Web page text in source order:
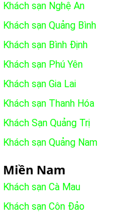
Khách sạn Nghệ An
Khách sạn Quảng Bình
Khách sạn Bình Định
Khách sạn Phú Yên
Khách sạn Gia Lai
Khách sạn Thanh Hóa
Khách Sạn Quảng Trị
Khách sạn Quảng Nam
Miền Nam
Khách sạn Cà Mau
Khách sạn Côn Đảo